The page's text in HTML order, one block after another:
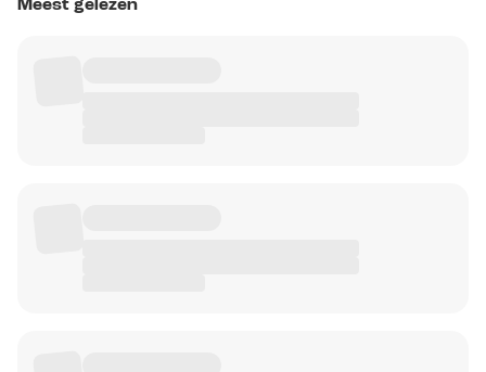
Meest gelezen